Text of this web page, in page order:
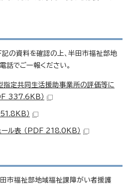
の資料を確認の上、半田市福祉部地
話でご一報ください。
指定共同生活援助事業所の評価等に
337.6KB）
）
ル表 （PDF 218.0KB）
田市福祉部地域福祉課障がい者援護